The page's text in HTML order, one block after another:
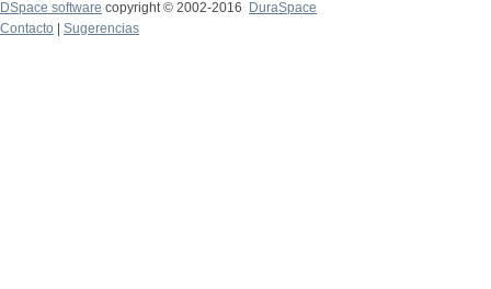
DSpace software copyright © 2002-2016
DuraSpace
Contacto
Sugerencias